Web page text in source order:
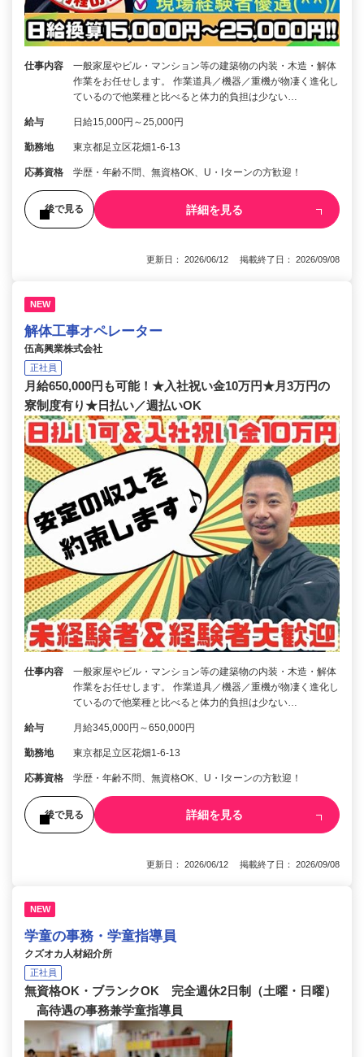
仕事内容
一般家屋やビル・マンション等の建築物の内装・木造・解体
作業をお任せします。 作業道具／機器／重機が物凄く進化し
ているので他業種と比べると体力的負担は少ない…
給与 日給15,000円～25,000円
勤務地 東京都足立区花畑1-6-13
応募資格 学歴・年齢不問、無資格OK、U・Iターンの方歓迎！
後で見る 詳細を見る
更新日： 2026/06/12 掲載終了日： 2026/09/08
NEW
解体工事オペレーター
伍高興業株式会社
正社員
月給650,000円も可能！★入社祝い金10万円★月3万円の
寮制度有り★日払い／週払いOK
仕事内容
一般家屋やビル・マンション等の建築物の内装・木造・解体
作業をお任せします。 作業道具／機器／重機が物凄く進化し
ているので他業種と比べると体力的負担は少ない…
給与 月給345,000円～650,000円
勤務地 東京都足立区花畑1-6-13
応募資格 学歴・年齢不問、無資格OK、U・Iターンの方歓迎！
後で見る 詳細を見る
更新日： 2026/06/12 掲載終了日： 2026/09/08
NEW
学童の事務・学童指導員
クズオカ人材紹介所
正社員
無資格OK・ブランクOK 完全週休2日制（土曜・日曜）
高待遇の事務兼学童指導員